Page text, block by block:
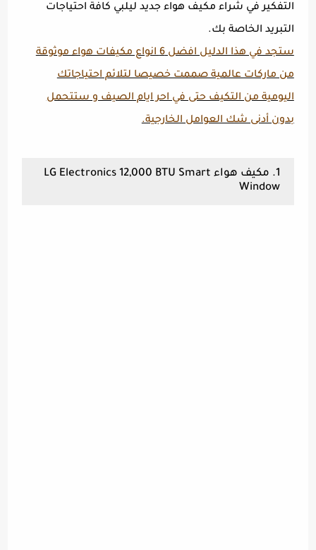
التفكير في شراء مكيف هواء جديد ليلبي كافة احتياجات
التبريد الخاصة بك.
ستجد في هذا الدليل افضل 6 انواع مكيفات هواء موثوقة
من ماركات عالمية صممت خصيصا لتلائم احتياجاتك
اليومية من التكيف حتى في احر ايام الصيف و ستتحمل
بدون أدنى شك العوامل الخارجية.
1. مكيف هواء LG Electronics 12,000 BTU Smart
Window